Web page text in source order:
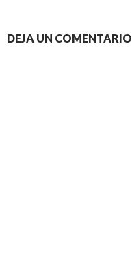
DEJA UN COMENTARIO